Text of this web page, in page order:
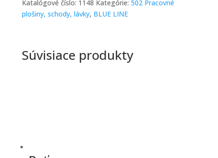
Katalógové číslo: 1148 Kategórie: 502 Pracovné
plošiny, schody, lávky, BLUE LINE
Súvisiace produkty